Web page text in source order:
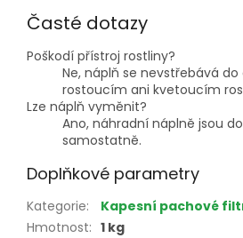
Časté dotazy
Poškodí přístroj rostliny?
Ne, náplň se nevstřebává
rostoucím ani kvetoucím
Lze náplň vyměnit?
Ano, náhradní náplně jsou
samostatně.
Doplňkové parametry
Kategorie:
Kapesní pachové
Hmotnost: 1 kg